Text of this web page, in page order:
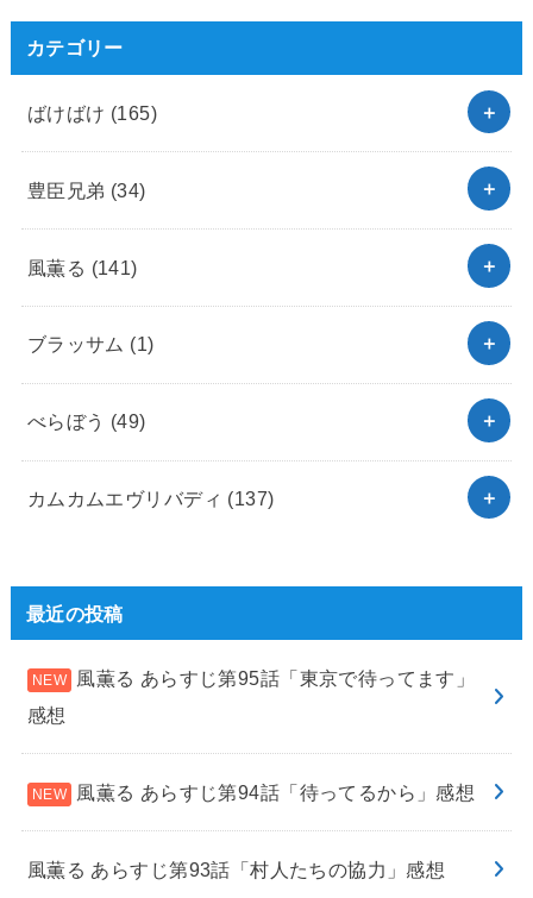
カテゴリー
ばけばけ (165)
豊臣兄弟 (34)
風薫る (141)
ブラッサム (1)
べらぼう (49)
カムカムエヴリバディ (137)
最近の投稿
風薫る あらすじ第95話「東京で待ってます」
感想
風薫る あらすじ第94話「待ってるから」感想
風薫る あらすじ第93話「村人たちの協力」感想